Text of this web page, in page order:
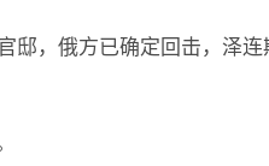
邸，俄方已确定回击，泽